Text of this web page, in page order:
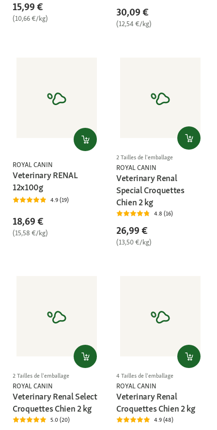
15,99 €
(10,66 €/kg)
30,09 €
(12,54 €/kg)
ROYAL CANIN
Veterinary RENAL
12x100g
4.9 (19)
18,69 €
(15,58 €/kg)
2 Tailles de l'emballage
ROYAL CANIN
Veterinary Renal
Special Croquettes
Chien 2 kg
4.8 (16)
26,99 €
(13,50 €/kg)
2 Tailles de l'emballage
ROYAL CANIN
Veterinary Renal Select
Croquettes Chien 2 kg
5.0 (20)
4 Tailles de l'emballage
ROYAL CANIN
Veterinary Renal
Croquettes Chien 2 kg
4.9 (48)